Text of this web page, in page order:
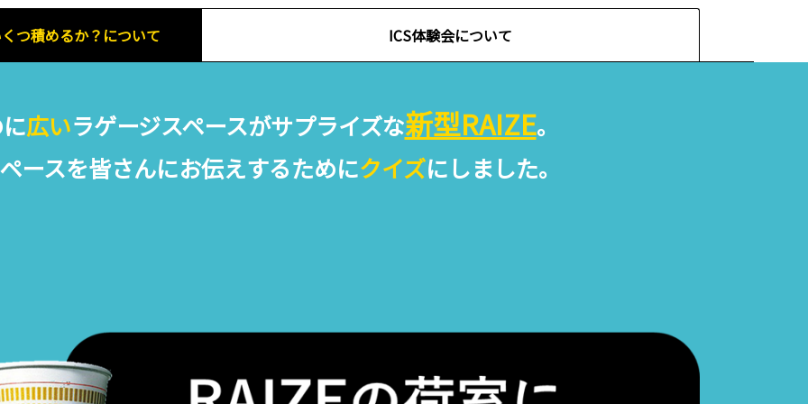
つ積めるか？について ICS体験会について
広いラゲージスペースがサプライズな新型RAIZE。
ースを皆さんにお伝えするためにクイズにしました。